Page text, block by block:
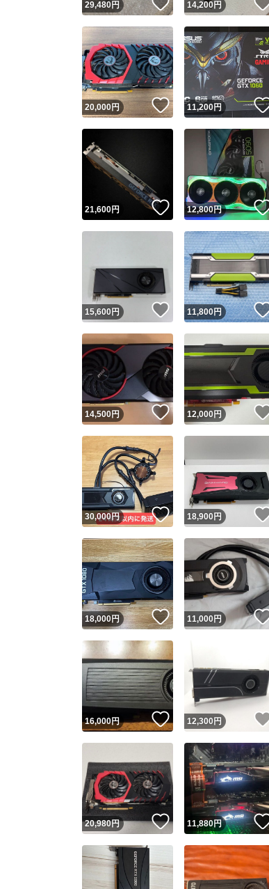
29,480円 いいね！
14,200円
20,000円 いいね！
11,200円
21,600円 いいね！
12,800円
15,600円 いいね！
11,800円
14,500円 いいね！
12,000円
30,000円 いいね！
18,900円
18,000円 いいね！
11,000円
16,000円 いいね！
12,300 円
20,980円 いいね！
11,880円